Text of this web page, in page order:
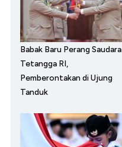
Babak Baru Perang Saudara
Tetangga RI,
Pemberontakan di Ujung
Tanduk